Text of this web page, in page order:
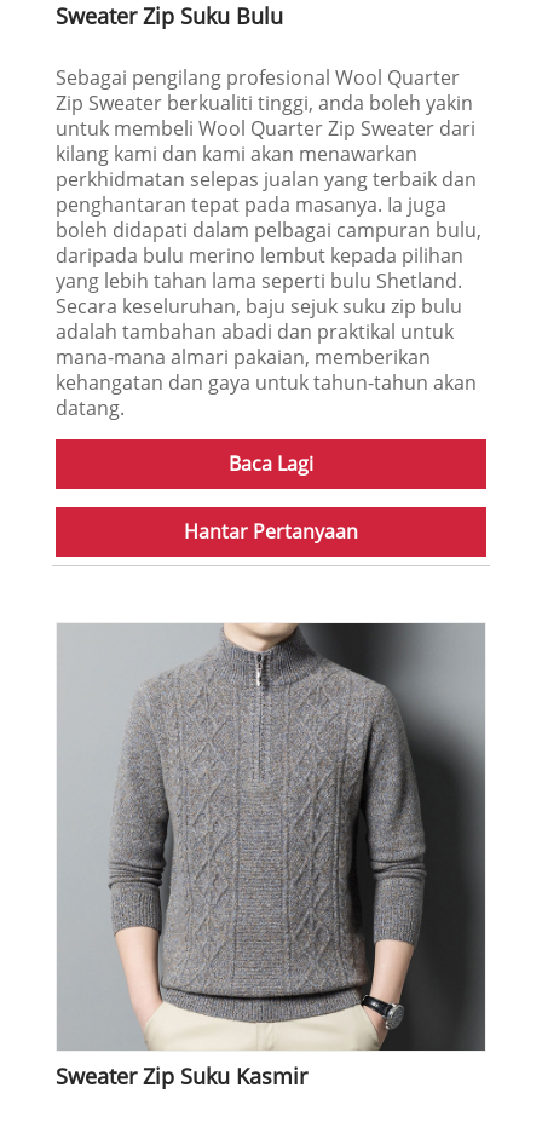
Sweater Zip Suku Bulu
Sebagai pengilang profesional Wool Quarter
Zip Sweater berkualiti tinggi, anda boleh yakin
untuk membeli Wool Quarter Zip Sweater dari
kilang kami dan kami akan menawarkan
perkhidmatan selepas jualan yang terbaik dan
penghantaran tepat pada masanya. Ia juga
boleh didapati dalam pelbagai campuran bulu,
daripada bulu merino lembut kepada pilihan
yang lebih tahan lama seperti bulu Shetland.
Secara keseluruhan, baju sejuk suku zip bulu
adalah tambahan abadi dan praktikal untuk
mana-mana almari pakaian, memberikan
kehangatan dan gaya untuk tahun-tahun akan
datang.
Baca Lagi
Hantar Pertanyaan
Sweater Zip Suku Kasmir